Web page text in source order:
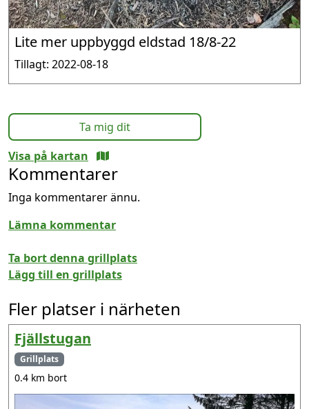
Lite mer uppbyggd eldstad 18/8-22
Tillagt: 2022-08-18
Ta mig dit
Visa på kartan
Kommentarer
Inga kommentarer ännu.
Lämna kommentar
Ta bort denna grillplats
Lägg till en grillplats
Fler platser i närheten
Fjällstugan
Grillplats
0.4 km bort